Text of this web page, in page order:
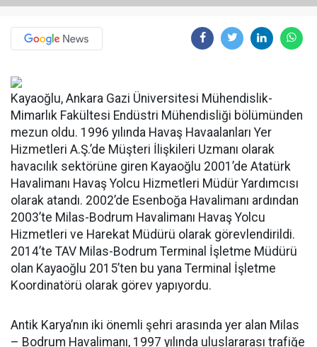
Kayaoğlu, Ankara Gazi Üniversitesi Mühendislik-
Mimarlık Fakültesi Endüstri Mühendisliği bölümünden
mezun oldu. 1996 yılında Havaş Havaalanları Yer
Hizmetleri A.Ş.’de Müşteri İlişkileri Uzmanı olarak
havacılık sektörüne giren Kayaoğlu 2001’de Atatürk
Havalimanı Havaş Yolcu Hizmetleri Müdür Yardımcısı
olarak atandı. 2002’de Esenboğa Havalimanı ardından
2003’te Milas-Bodrum Havalimanı Havaş Yolcu
Hizmetleri ve Harekat Müdürü olarak görevlendirildi.
2014’te TAV Milas-Bodrum Terminal İşletme Müdürü
olan Kayaoğlu 2015’ten bu yana Terminal İşletme
Koordinatörü olarak görev yapıyordu.
Antik Karya’nın iki önemli şehri arasında yer alan Milas
– Bodrum Havalimanı, 1997 yılında uluslararası trafiğe